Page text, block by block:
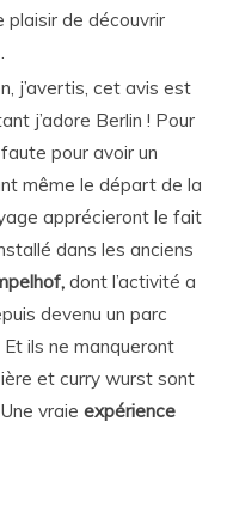
plaisir de découvrir
j’avertis, cet avis est
j’adore Berlin ! Pour
pour avoir un
même le départ de la
apprécieront le fait
dans les anciens
dont l’activité a
devenu un parc
ils ne manqueront
et curry wurst sont
vraie expérience